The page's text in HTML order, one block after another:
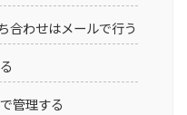
合わせはメールで行う
管理する